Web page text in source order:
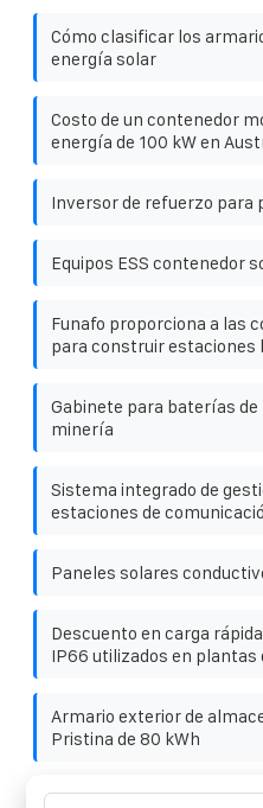
Cómo clasificar los
energía solar
Costo de un contenedor
energía de 100 kW en
Inversor de refuerzo para
Equipos ESS contenedor
Funafo proporciona a las
para construir estaciones
Gabinete para baterías
minería
Sistema integrado de
estaciones de
Paneles solares
Descuento en carga
IP66 utilizados en plantas
Armario exterior de
Pristina de 80 kWh
Generador de batería solar